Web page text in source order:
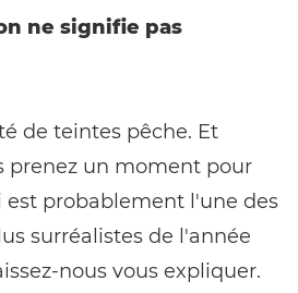
ne signifie pas
de teintes pêche. Et
prenez un moment pour
est probablement l'une des
surréalistes de l'année
nous vous expliquer.